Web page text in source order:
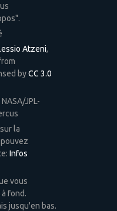
Atzeni,
byCC 3.0
JPL-
la
Infos
vous
fond.
jusqu'en bas.